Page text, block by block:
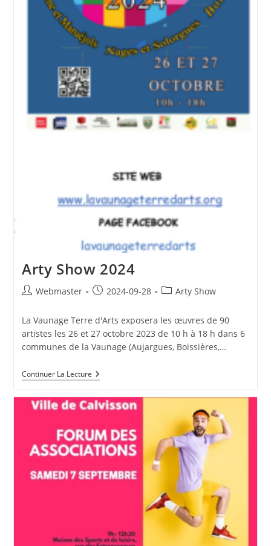
Arty Show 2024
Auteur/autrice
la
publication :
Webmaster
Publication
2024-09-28
PostArty Show
La Vaunage Terre d'Arts exposera les œuvres de 90
artistes les 26 et 27 octobre 2023 de 10 h à 18 h dans 6
communes de la Vaunage (Aujargues, Boissières,…
Continuer La LectureArty
Show